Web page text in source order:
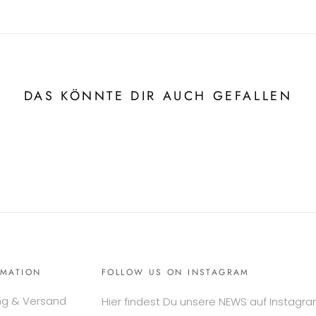
DAS KÖNNTE DIR AUCH GEFALLEN
& Versand
FOLLOW US ON INSTAGRAM
Hier findest Du unsere NEWS auf